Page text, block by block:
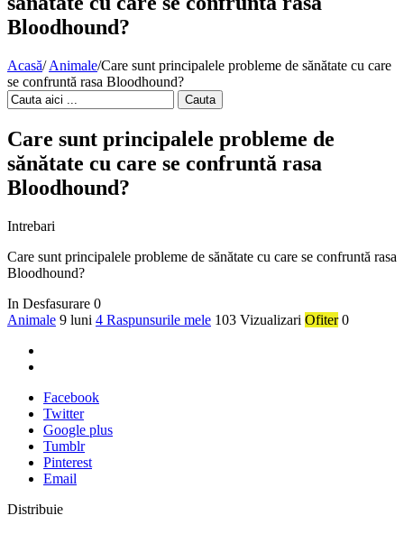
Bloodhound?
Acasă/ Animale/Care sunt principalele probleme de sănătate cu care
se confruntă rasa Bloodhound?
Cauta
Care sunt principalele probleme de
sănătate cu care se confruntă rasa
Bloodhound?
Intrebari
Care sunt principalele probleme de sănătate cu care se confruntă rasa
Bloodhound?
In Desfasurare 0
Animale 9 luni 4 Raspunsurile mele 103 Vizualizari Ofiter 0
Facebook
Twitter
Google plus
Tumblr
Pinterest
Email
Distribuie